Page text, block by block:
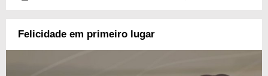
Felicidade em primeiro lugar